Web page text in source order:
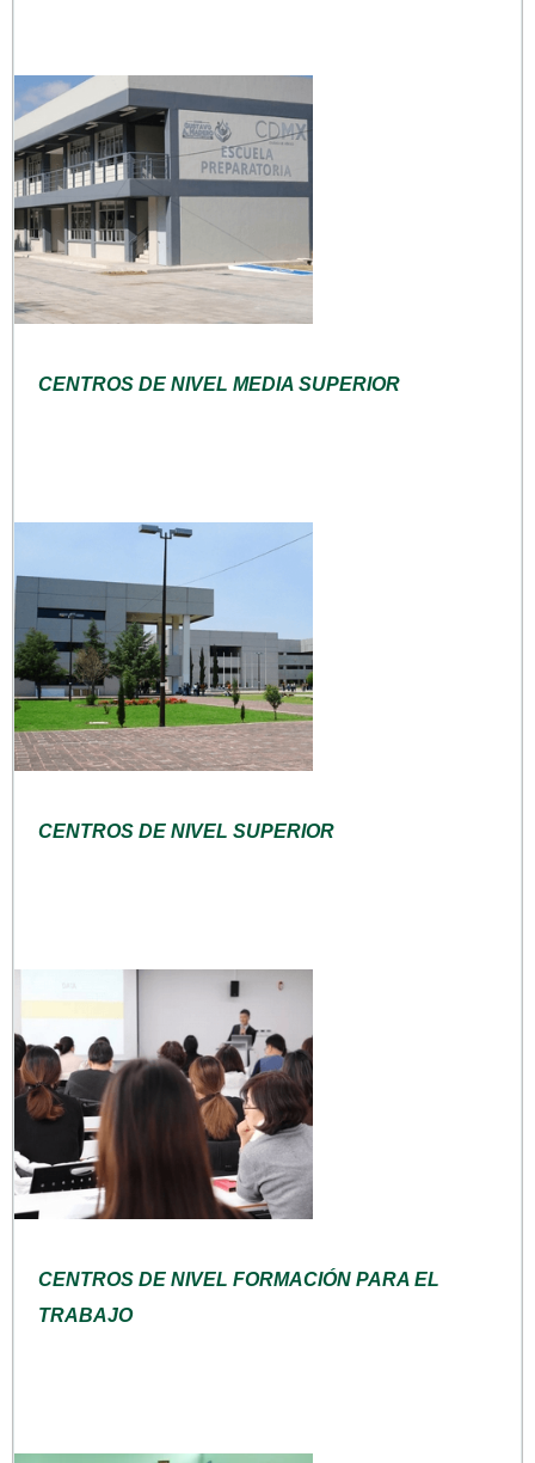
CENTROS DE NIVEL MEDIA SUPERIOR
CENTROS DE NIVEL SUPERIOR
CENTROS DE NIVEL FORMACIÓN PARA EL
TRABAJO